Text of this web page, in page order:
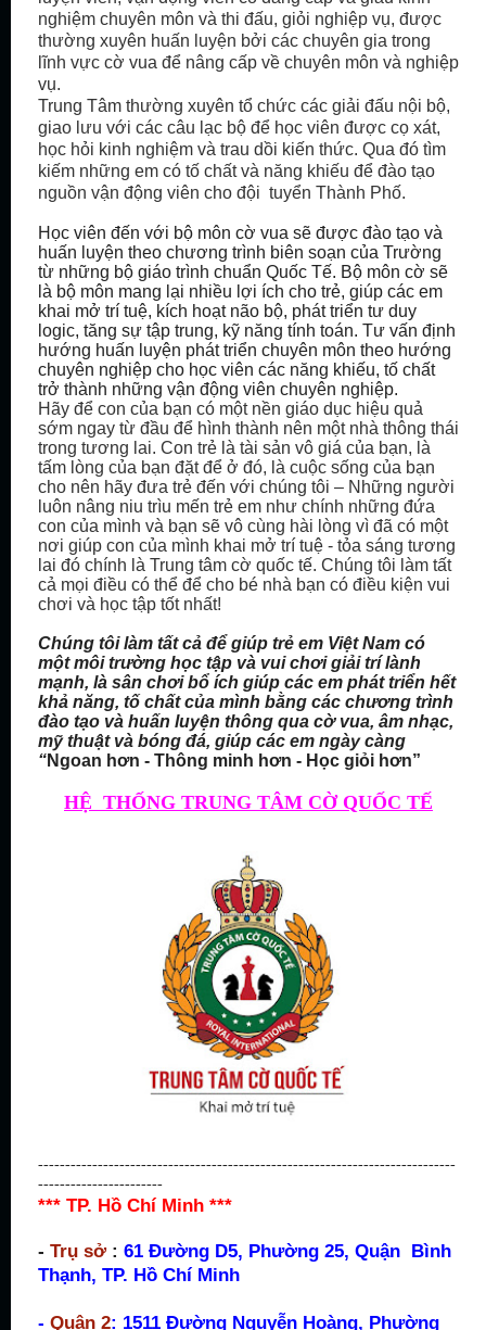
nghiệm chuyên môn và thi đấu, giỏi nghiệp vụ, được
thường xuyên huấn luyện bởi các chuyên gia trong
lĩnh vực cờ vua để nâng cấp về chuyên môn và nghiệp
vụ.
Trung Tâm thường xuyên tổ chức các giải đấu nội bộ,
giao lưu với các câu lạc bộ để học viên được cọ xát,
học hỏi kinh nghiệm và trau dồi kiến thức. Qua đó tìm
kiếm những em có tố chất và năng khiếu để đào tạo
nguồn vận động viên cho đội tuyển Thành Phố.
Học viên đến với bộ môn cờ vua sẽ được đào tạo và
huấn luyện theo chương trình biên soạn của Trường
từ những bộ giáo trình chuẩn Quốc Tế. Bộ môn cờ sẽ
là bộ môn mang lại nhiều lợi ích cho trẻ, giúp các em
khai mở trí tuệ, kích hoạt não bộ, phát triển tư duy
logic, tăng sự tập trung, kỹ năng tính toán. Tư vấn định
hướng huấn luyện phát triển chuyên môn theo hướng
chuyên nghiệp cho học viên các năng khiếu, tố chất
trở thành những vận động viên chuyên nghiệp.
Hãy để con của bạn có một nền giáo dục hiệu quả
sớm ngay từ đầu để hình thành nên một nhà thông thái
trong tương lai. Con trẻ là tài sản vô giá của bạn, là
tấm lòng của bạn đặt để ở đó, là cuộc sống của bạn
cho nên hãy đưa trẻ đến với chúng tôi – Những người
luôn nâng niu trìu mến trẻ em như chính những đứa
con của mình và bạn sẽ vô cùng hài lòng vì đã có một
nơi giúp con của mình khai mở trí tuệ - tỏa sáng tương
lai đó chính là Trung tâm cờ quốc tế. Chúng tôi làm tất
cả mọi điều có thể để cho bé nhà bạn có điều kiện vui
chơi và học tập tốt nhất!
Chúng tôi làm tất cả để giúp trẻ em Việt Nam có
một môi trường học tập và vui chơi giải trí lành
mạnh, là sân chơi bổ ích giúp các em phát triển hết
khả năng, tố chất của mình bằng các chương trình
đào tạo và huấn luyện thông qua cờ vua, âm nhạc,
mỹ thuật và bóng đá, giúp các em ngày càng
“Ngoan hơn - Thông minh hơn - Học giỏi hơn”
HỆ THỐNG TRUNG TÂM CỜ QUỐC TẾ
-----------------------------------------------------------------------------
-----------------------
*** TP. Hồ Chí Minh ***
- Trụ sở : 61 Đường D5, Phường 25, Quận Bình
Thạnh, TP. Hồ Chí Minh
- Quận 2: 1511 Đường Nguyễn Hoàng, Phường